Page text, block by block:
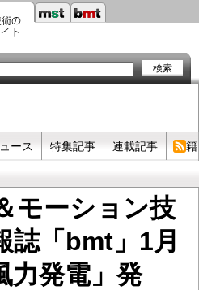
ース 特集記事 連載記事 書
モーション技
誌「bmt」1月
力発電」発